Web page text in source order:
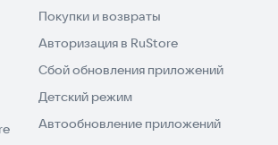
Покупки и возвраты
Авторизация в RuStore
Сбой обновления приложений
Детский режим
Автообновление приложений